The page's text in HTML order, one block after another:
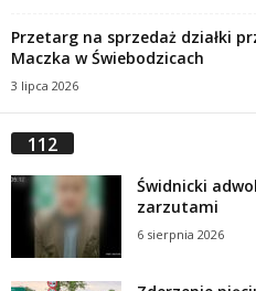
Przetarg na sprzedaż działki
Maczka w Świebodzicach
3 lipca 2026
112
Świdnicki
zarzutami
6 sierpnia 2026